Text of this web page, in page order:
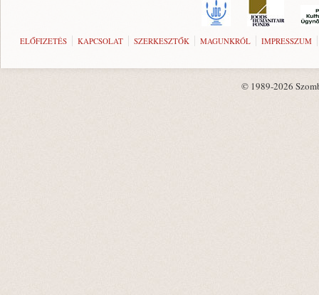
ELŐFIZETÉS KAPCSOLAT SZERKESZTŐK MAGUNKRÓL IMPRESSZUM
© 1989-2026